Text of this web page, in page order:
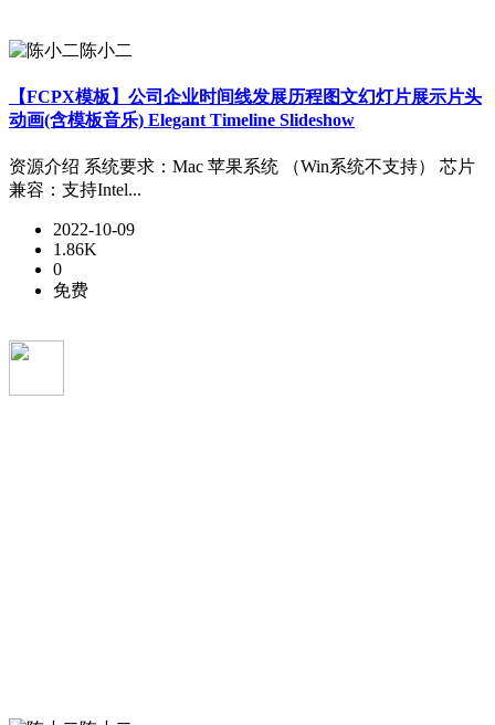
陈小二
【FCPX模板】公司企业时间线发展历程图文幻灯片展示片头
动画(含模板音乐) Elegant Timeline Slideshow
资源介绍 系统要求：Mac 苹果系统 （Win系统不支持） 芯片
兼容：支持Intel...
2022-10-09
1.86K
0
免费